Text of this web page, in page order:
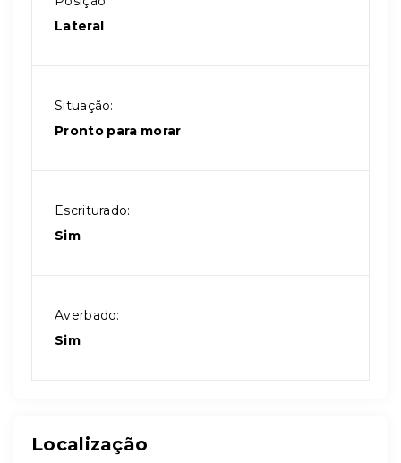
Lateral
Situação:
Pronto para morar
Escriturado:
Sim
Averbado:
Sim
Localização